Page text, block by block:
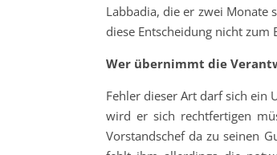
Labbadia, die er zwei Monate
diese Entscheidung nicht
Wer übernimmt die
Fehler dieser Art darf sich ein
wird er sich rechtfertigen
Vorstandschef da zu seinen